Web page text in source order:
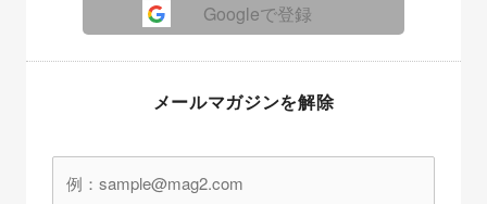
Googleで登録
メールマガジンを解除